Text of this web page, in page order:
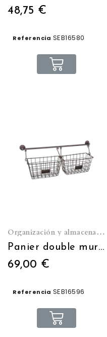
48,75 €
Referencia SEB16580
Organización y almacenamiento
Panier double mural sur barre
69,00 €
Referencia SEB16596